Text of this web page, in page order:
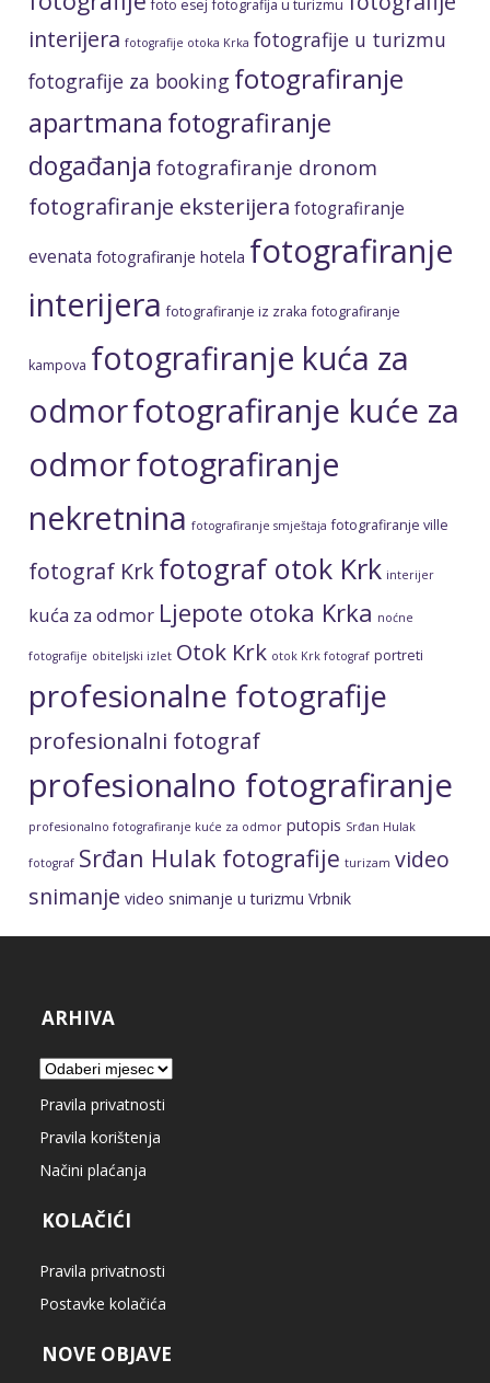
foto esej fotografija u turizmu
interijera fotografije otoka Krka fotografije u turizmu
fotografije za booking fotografiranje
apartmana fotografiranje
događanja fotografiranje dronom
fotografiranje eksterijera fotografiranje
evenata fotografiranje hotela fotografiranje
interijera fotografiranje iz zraka fotografiranje
kampova fotografiranje kuća za
odmorfotografiranje kuće za
odmorfotografiranje
nekretnina fotografiranje smještaja fotografiranje ville
fotograf Krkfotograf otok Krk interijer
kuća za odmor Ljepote otoka Krka noćne
fotografije obiteljski izlet Otok Krk otok Krk fotograf portreti
profesionalne fotografije
profesionalni fotograf
profesionalno fotografiranje
profesionalno fotografiranje kuće za odmor putopis Srđan Hulak
fotograf Srđan Hulak fotografije turizam video
snimanje video snimanje u turizmu Vrbnik
ARHIVA
Arhiva
Pravila privatnosti
Pravila korištenja
Načini plaćanja
KOLAČIĆI
Pravila privatnosti
Postavke kolačića
NOVE OBJAVE